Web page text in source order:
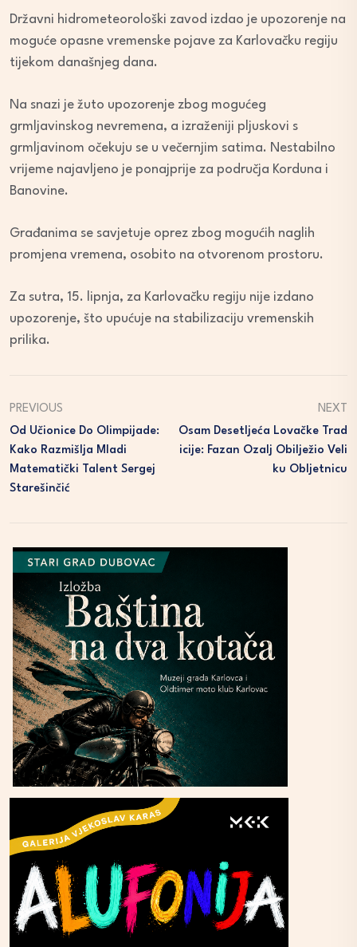
Državni hidrometeorološki zavod izdao je upozorenje na
moguće opasne vremenske pojave za Karlovačku regiju
tijekom današnjeg dana.
Na snazi je žuto upozorenje zbog mogućeg
grmljavinskog nevremena, a izraženiji pljuskovi s
grmljavinom očekuju se u večernjim satima. Nestabilno
vrijeme najavljeno je ponajprije za područja Korduna i
Banovine.
Građanima se savjetuje oprez zbog mogućih naglih
promjena vremena, osobito na otvorenom prostoru.
Za sutra, 15. lipnja, za Karlovačku regiju nije izdano
upozorenje, što upućuje na stabilizaciju vremenskih
prilika.
PREVIOUS
Od Učionice Do Olimpijade:
Kako Razmišlja Mladi
Matematički Talent Sergej
Starešinčić
NEXT
Osam Desetljeća Lovačke Trad
Icije: Fazan Ozalj Obilježio Veli
Ku Obljetnicu